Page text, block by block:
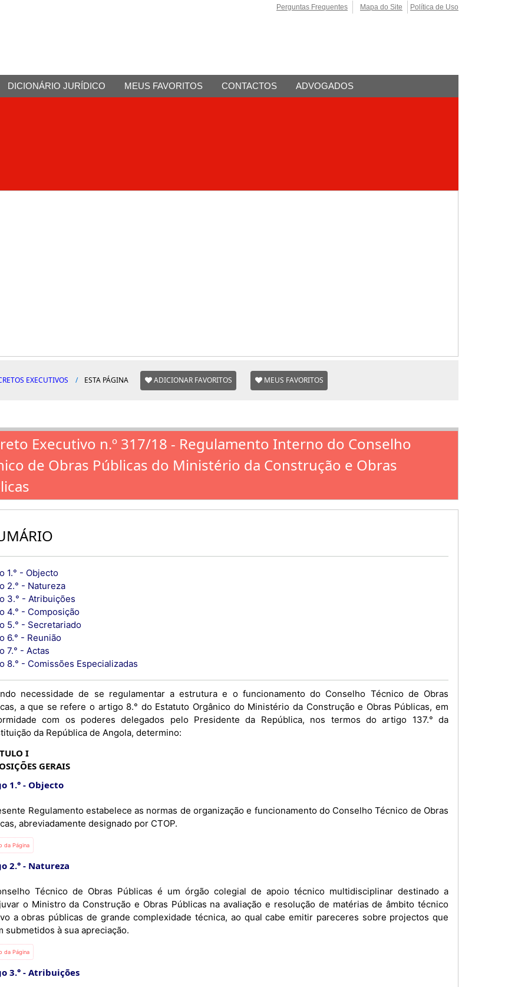
Perguntas Frequentes Mapa do Site Política de Uso
DICIONÁRIO JURÍDICO MEUS FAVORITOS CONTACTOS ADVOGADOS
EXECUTIVOS ESTA PÁGINA ADICIONAR FAVORITOS MEUS FAVORITOS
Executivo n.º 317/18 - Regulamento Interno do Conselho
de Obras Públicas do Ministério da Construção e Obras
1.° - Objecto
2.° - Natureza
3.° - Atribuições
4.° - Composição
5.° - Secretariado
6.° - Reunião
7.° - Actas
8.° - Comissões Especializadas
necessidade de se regulamentar a estrutura e o funcionamento do Conselho Técnico de Obras
a que se refere o artigo 8.° do Estatuto Orgânico do Ministério da Construção e Obras Públicas, em
com os poderes delegados pelo Presidente da República, nos termos do artigo 137.° da
da República de Angola, determino:
I
GERAIS
1.°
Objecto
Regulamento estabelece as normas de organização e funcionamento do Conselho Técnico de Obras
abreviadamente designado por CTOP.
da Página
2.° Natureza
Técnico de Obras Públicas é um órgão colegial de apoio técnico multidisciplinar destinado a
o Ministro da Construção e Obras Públicas na avaliação e resolução de matérias de âmbito técnico
a obras públicas de grande complexidade técnica, ao qual cabe emitir pareceres sobre projectos que
submetidos à sua apreciação.
da Página
3.° Atribuições